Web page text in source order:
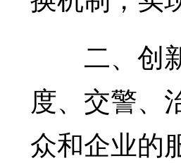
二、创新
度、交警、
众和企业的